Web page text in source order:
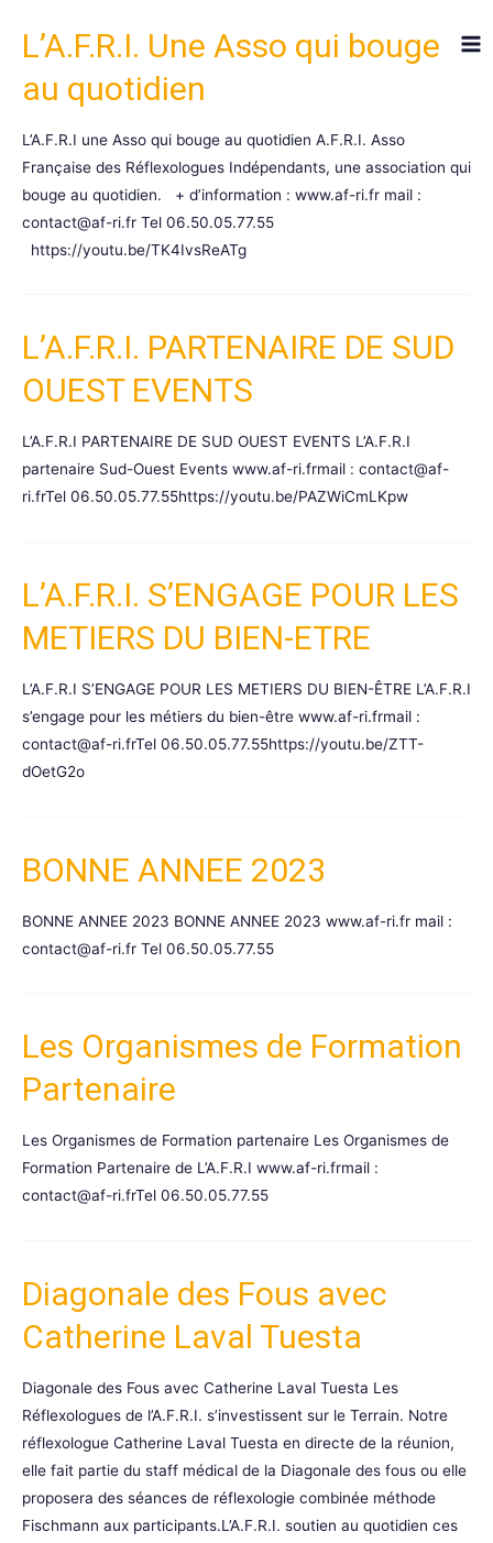
L’A.F.R.I. Une Asso qui bouge
au quotidien
L’A.F.R.I une Asso qui bouge au quotidien A.F.R.I. Asso
Française des Réflexologues Indépendants, une association qui
bouge au quotidien. + d’information : www.af-ri.fr mail :
contact@af-ri.fr Tel 06.50.05.77.55
https://youtu.be/TK4IvsReATg
L’A.F.R.I. PARTENAIRE DE SUD
OUEST EVENTS
L’A.F.R.I PARTENAIRE DE SUD OUEST EVENTS L’A.F.R.I
partenaire Sud-Ouest Events www.af-ri.frmail : contact@af-
ri.frTel 06.50.05.77.55https://youtu.be/PAZWiCmLKpw
L’A.F.R.I. S’ENGAGE POUR LES
METIERS DU BIEN-ETRE
L’A.F.R.I S’ENGAGE POUR LES METIERS DU BIEN-ÊTRE L’A.F.R.I
s’engage pour les métiers du bien-être www.af-ri.frmail :
contact@af-ri.frTel 06.50.05.77.55https://youtu.be/ZTT-
dOetG2o
BONNE ANNEE 2023
BONNE ANNEE 2023 BONNE ANNEE 2023 www.af-ri.fr mail :
contact@af-ri.fr Tel 06.50.05.77.55
Les Organismes de Formation
Partenaire
Les Organismes de Formation partenaire Les Organismes de
Formation Partenaire de L’A.F.R.I www.af-ri.frmail :
contact@af-ri.frTel 06.50.05.77.55
Diagonale des Fous avec
Catherine Laval Tuesta
Diagonale des Fous avec Catherine Laval Tuesta Les
Réflexologues de l’A.F.R.I. s’investissent sur le Terrain. Notre
réflexologue Catherine Laval Tuesta en directe de la réunion,
elle fait partie du staff médical de la Diagonale des fous ou elle
proposera des séances de réflexologie combinée méthode
Fischmann aux participants.L’A.F.R.I. soutien au quotidien ces